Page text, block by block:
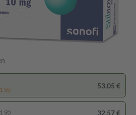
St)
53,05 €
St) 32,57 €